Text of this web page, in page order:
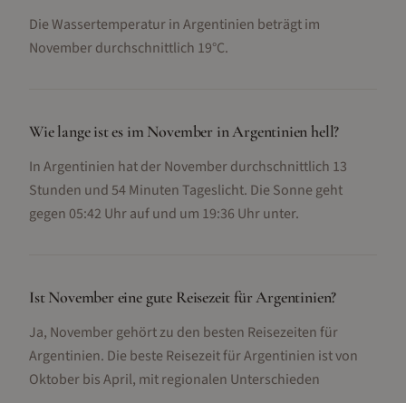
Die Wassertemperatur in Argentinien beträgt im
November durchschnittlich 19°C.
Wie lange ist es im November in Argentinien hell?
In Argentinien hat der November durchschnittlich 13
Stunden und 54 Minuten Tageslicht. Die Sonne geht
gegen 05:42 Uhr auf und um 19:36 Uhr unter.
Ist November eine gute Reisezeit für Argentinien?
Ja, November gehört zu den besten Reisezeiten für
Argentinien. Die beste Reisezeit für Argentinien ist von
Oktober bis April, mit regionalen Unterschieden